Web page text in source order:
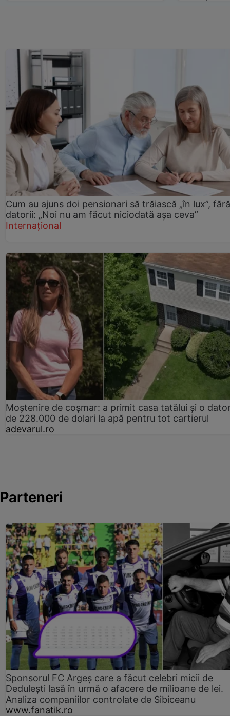
Cum au ajuns doi pensionari să trăiască „în lux”, fără
datorii: „Noi nu am făcut niciodată așa ceva”
Internațional
Moștenire de coșmar: a primit casa tatălui și o
de 228.000 de dolari la apă pentru tot cartierul
adevarul.ro
Parteneri
Sponsorul FC Argeș care a făcut celebri micii de
Dedulești lasă în urmă o afacere de milioane de lei.
Analiza companiilor controlate de Sibiceanu
www.fanatik.ro